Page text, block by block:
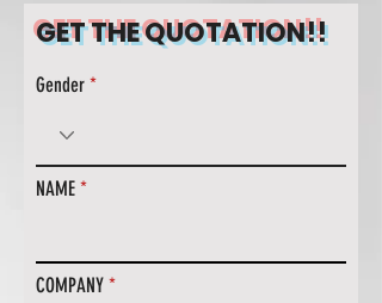
GET THE QUOTATION!!
Gender
NAME
COMPANY